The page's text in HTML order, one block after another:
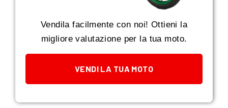
Vendila facilmente con noi! Ottieni la
migliore valutazione per la tua moto.
VENDI LA TUA MOTO